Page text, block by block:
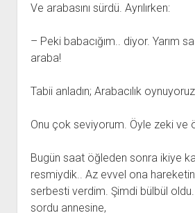
Ve arabasını sürdü. Ayrılırken:
– Peki babacığım.. diyor. Yarım
araba!
Tabii anladın; Arabacılık oynuyoruz
Onu çok seviyorum. Öyle zeki ve
Bugün saat öğleden sonra ikiye
resmiydik.. Az evvel ona
serbesti verdim. Şimdi bülbül oldu.
sordu annesine,